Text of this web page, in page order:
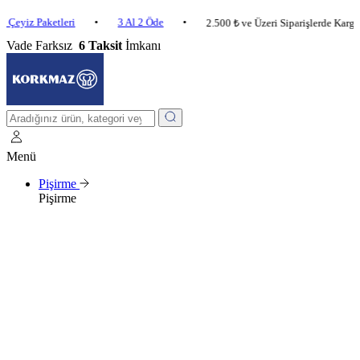
• 3 Al 2 Öde • 2.500 ₺ ve Üzeri Siparişlerde Kargo Bedava
Vade Farksız 6 Taksit İmkanı
Menü
Pişirme
Pişirme